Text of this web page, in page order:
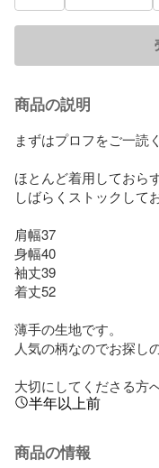
商品の説明
まずはプロフをご一読
ほとんど着用しておらず
しばらくストックして
肩幅37
身幅40
袖丈39
着丈52
薄手の生地です。
人気の柄なのでお探し
大切にしてくださる方へ
半年以上前
商品の情報